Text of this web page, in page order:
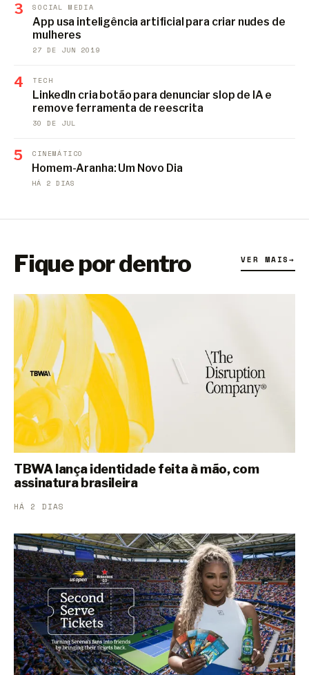
3 SOCIAL MEDIA
App usa inteligência artificial para criar nudes de
mulheres
27 DE JUN 2019
4 TECH
LinkedIn cria botão para denunciar slop de IA e
remove ferramenta de reescrita
30 DE JUL
5 CINEMÁTICO
Homem-Aranha: Um Novo Dia
HÁ 2 DIAS
Fique por dentro VER MAIS→
TBWA lança identidade feita à mão, com
assinatura brasileira
HÁ 2 DIAS